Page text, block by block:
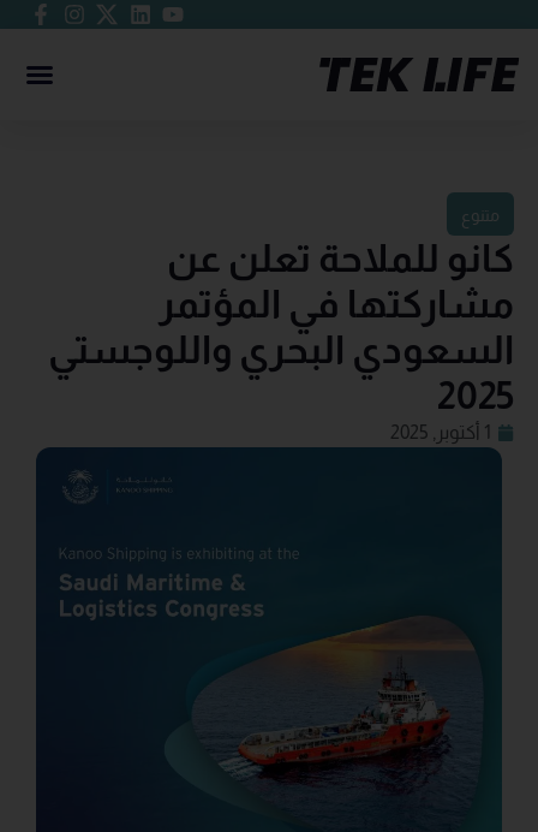
متنوع
كانو للملاحة تعلن عن
مشاركتها في المؤتمر
السعودي البحري واللوجستي
2025
1 أكتوبر, 2025